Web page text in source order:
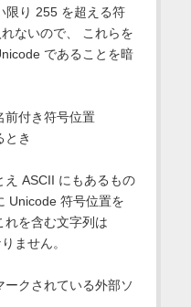
限り 255 を超える符
ないので、 これらを
であることを暗
前付き符号位置
とき
え ASCII にもあるもの
Unicode 符号位置を
れを含む文字列は
ません。
クされている外部ソ